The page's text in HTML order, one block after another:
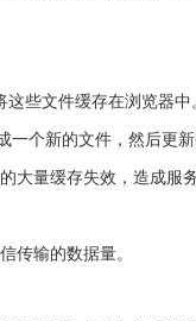
些文件缓存在浏览器中。
个新的文件，然后更新
量缓存失效，造成服
传输的数据量。